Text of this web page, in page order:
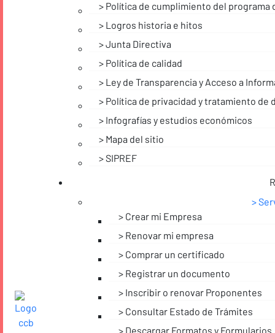
Política de cumplimiento del programa
Logros historia e hitos
Junta Directiva
Política de calidad
Ley de Transparencia y Acceso a
Política de privacidad y tratamiento de
Infografías y estudios económicos
Mapa del sitio
SIPREF
Crear mi Empresa
Renovar mi empresa
Comprar un certificado
Registrar un documento
Inscribir o renovar Proponentes
Consultar Estado de Trámites
Descargar Formatos y Formularios